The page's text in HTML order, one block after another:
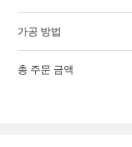
가공 방법
총 주문 금액